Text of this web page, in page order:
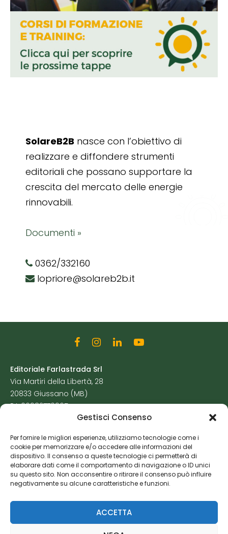
Gestisci Consenso
Per fornire le migliori esperienze, utilizziamo tecnologie come i
cookie per memorizzare e/o accedere alle informazioni del
dispositivo. Il consenso a queste tecnologie ci permetterà di
elaborare dati come il comportamento di navigazione o ID unici
su questo sito. Non acconsentire o ritirare il consenso può influire
negativamente su alcune caratteristiche e funzioni.
ACCETTA
SolareB2B nasce con l’obiettivo di
realizzare e diffondere strumenti
editoriali che possano supportare la
crescita del mercato delle energie
rinnovabili.
Documenti »
0362/332160
lopriore@solareb2b.it
Editoriale Farlastrada Srl
Via Martiri della Libertà, 28
20833 Giussano (MB)
P.I. 06982770965
Cookie Policy
Risorse Aggiuntive